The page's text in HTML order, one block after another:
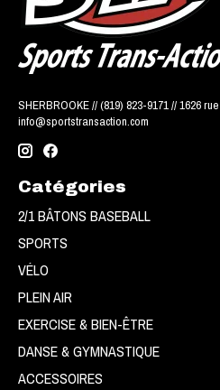
SHERBROOKE // (819) 823-9171 // 1626
info@sportstransaction.com
Catégories
2/1 BÂTONS BASEBALL
SPORTS
VÉLO
PLEIN AIR
EXERCISE & BIEN-ÊTRE
DANSE & GYMNASTIQUE
ACCESSOIRES